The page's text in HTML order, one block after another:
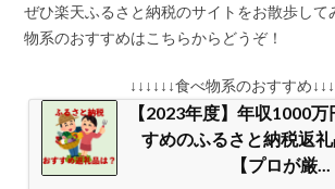
ぜひ楽天ふるさと納税のサイトをお散歩して
物系のおすすめはこちらからどうぞ！
↓↓↓↓↓↓食べ物系のおすすめ
【2023年度】年収1000
すめのふるさと納税返礼
【プロが厳...